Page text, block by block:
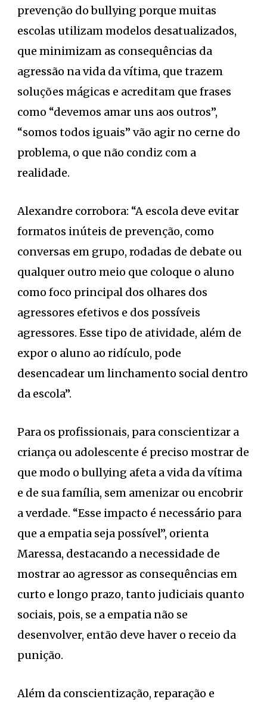
prevenção do bullying porque muitas
escolas utilizam modelos desatualizados,
que minimizam as consequências da
agressão na vida da vítima, que trazem
soluções mágicas e acreditam que frases
como “devemos amar uns aos outros”,
“somos todos iguais” vão agir no cerne do
problema, o que não condiz com a
realidade.
Alexandre corrobora: “A escola deve evitar
formatos inúteis de prevenção, como
conversas em grupo, rodadas de debate ou
qualquer outro meio que coloque o aluno
como foco principal dos olhares dos
agressores efetivos e dos possíveis
agressores. Esse tipo de atividade, além de
expor o aluno ao ridículo, pode
desencadear um linchamento social dentro
da escola”.
Para os profissionais, para conscientizar a
criança ou adolescente é preciso mostrar de
que modo o bullying afeta a vida da vítima
e de sua família, sem amenizar ou encobrir
a verdade. “Esse impacto é necessário para
que a empatia seja possível”, orienta
Maressa, destacando a necessidade de
mostrar ao agressor as consequências em
curto e longo prazo, tanto judiciais quanto
sociais, pois, se a empatia não se
desenvolver, então deve haver o receio da
punição.
Além da conscientização, reparação e